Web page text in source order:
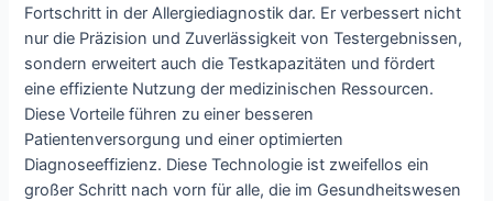
Fortschritt in der Allergiediagnostik dar. Er verbessert nicht
nur die Präzision und Zuverlässigkeit von Testergebnissen,
sondern erweitert auch die Testkapazitäten und fördert
eine effiziente Nutzung der medizinischen Ressourcen.
Diese Vorteile führen zu einer besseren
Patientenversorgung und einer optimierten
Diagnoseeffizienz. Diese Technologie ist zweifellos ein
großer Schritt nach vorn für alle, die im Gesundheitswesen